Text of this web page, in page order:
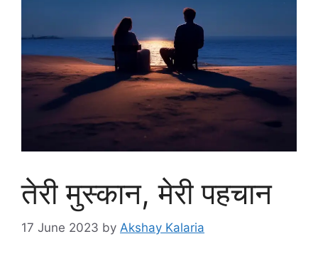
तेरी मुस्कान, मेरी पहचान
17 June 2023 by Akshay Kalaria